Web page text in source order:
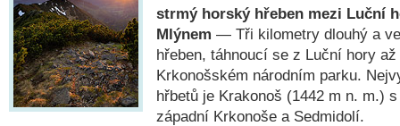
strmý horský hřeben mezi Luční
Mlýnem — Tři kilometry dlouhý a
hřeben, táhnoucí se z Luční hory
Krkonošském národním parku.
hřbetů je Krakonoš (1442 m n. m.)
západní Krkonoše a Sedmidolí.